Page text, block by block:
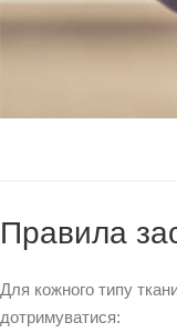
Правила
Для кожного типу
дотримуватися: